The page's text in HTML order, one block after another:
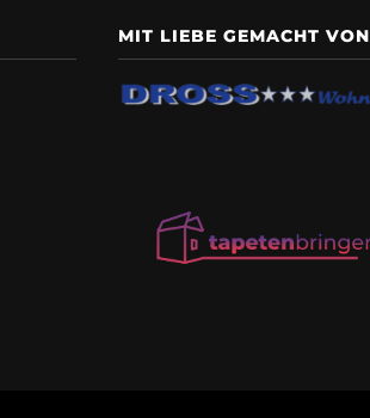
MIT LIEBE GEMACHT VON